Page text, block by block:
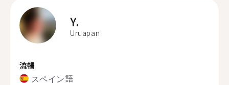
Y.
Uruapan
流暢
スペイン語